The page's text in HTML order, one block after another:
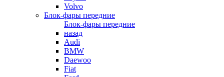
Volvo
Блок-фары передние
Блок-фары передние
назад
Audi
BMW
Daewoo
Fiat